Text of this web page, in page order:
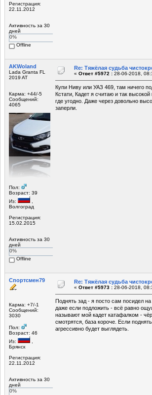
Регистрация:
22.11.2012
Активность за 30
дней
0%
Offline
AKWoland
Lada Granta FL
2019 AT
Карма: +44/-5
Сообщений:
4065
Пол:
Возраст: 39
Из:
Волгоград
Регистрация:
15.02.2015
Активность за 30
дней
0%
Offline
Re: Тяжёлая судьба
« Ответ #5972 : 28-06-2018,
Купи Ниву или УАЗ 469, там ничего
Кстати, Кадет я считаю и так
где угодно. Даже через довольно
заперли.
Спортсмен79
Карма: +7/-1
Сообщений:
3030
Пол:
Возраст: 46
Из:
Брянск
Регистрация:
22.11.2012
Активность за 30
дней
0%
Re: Тяжёлая судьба
« Ответ #5973 : 28-06-2018,
Поднять зад - я посто сам посидел
даже если подложить - всё равно
называют мой кадет катафалком -
смотрятся, база короче. Если
агрессивно будет выглядеть.